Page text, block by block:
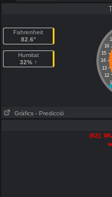
Fahrenheit
82.6°
Humitat
32% ↑
16
15
14
13
12
Gràfics - Predicció
(52):